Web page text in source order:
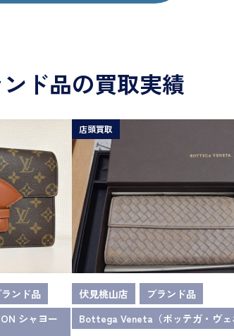
ド品の買取実績
ランド品
シャヨー
店頭買取
伏見桃山店
ブランド品
Bottega Veneta（ボッテガ・ヴェ